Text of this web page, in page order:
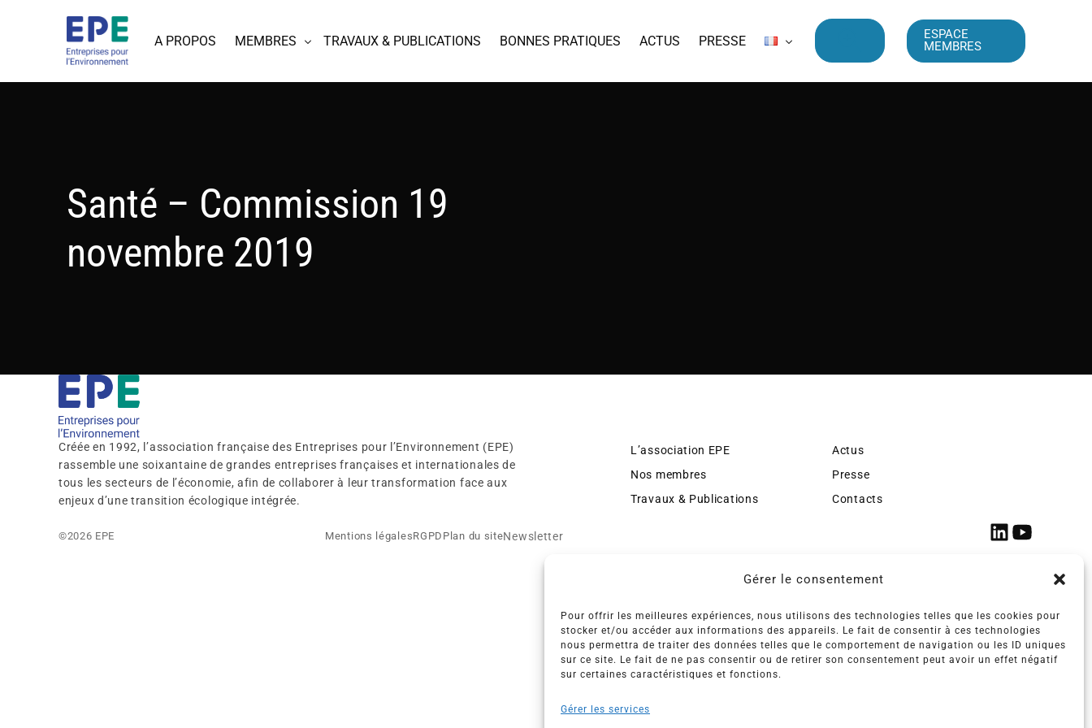
Gérer le consentement
Pour offrir les meilleures expériences, nous utilisons des technologies telles que les cookies pour
stocker et/ou accéder aux informations des appareils. Le fait de consentir à ces technologies
nous permettra de traiter des données telles que le comportement de navigation ou les ID uniques
sur ce site. Le fait de ne pas consentir ou de retirer son consentement peut avoir un effet négatif
sur certaines caractéristiques et fonctions.
Gérer les services
A PROPOS MEMBRES TRAVAUX & PUBLICATIONS BONNES PRATIQUES ACTUS PRESSE
ESPACE
MEMBRES
Santé – Commission 19
novembre 2019
Créée en 1992, l’association française des Entreprises pour l’Environnement (EPE)
rassemble une soixantaine de grandes entreprises françaises et internationales de
tous les secteurs de l’économie, afin de collaborer à leur transformation face aux
enjeux d’une transition écologique intégrée.
L’association EPE
Nos membres
Travaux & Publications
Actus
Presse
Contacts
©2026 EPE Mentions légalesRGPD Plan du siteNewsletter